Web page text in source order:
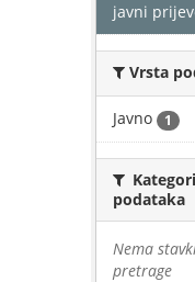
javni
Vrsta
Javno 1
podataka
Nema
pretrage